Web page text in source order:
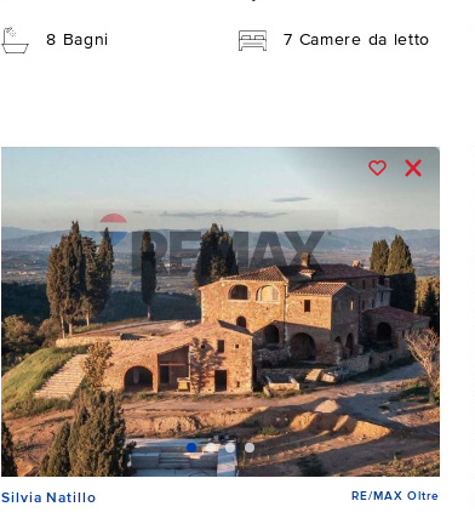
8 Bagni 7 Camere da letto
Silvia Natillo RE/MAX Oltre